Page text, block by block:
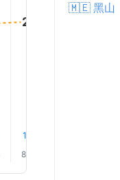
28.0°
1% 下雨
8.0 km/h
🇲🇪 黑山